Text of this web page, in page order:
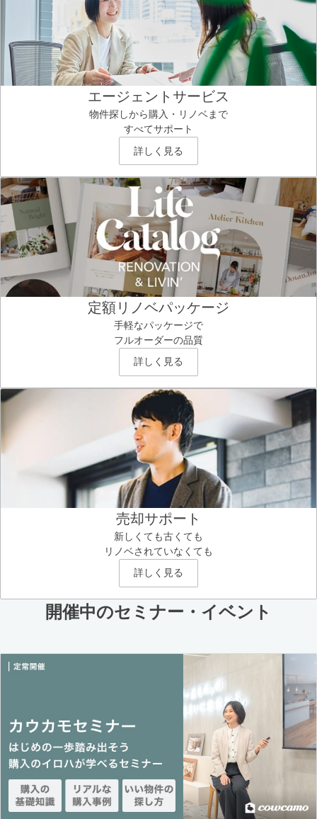
エージェントサービス
物件探しから購入・リノベまで
すべてサポート
詳しく見る
定額リノベパッケージ
手軽なパッケージで
フルオーダーの品質
詳しく見る
売却サポート
新しくても古くても
リノベされていなくても
詳しく見る
開催中のセミナー・イベント